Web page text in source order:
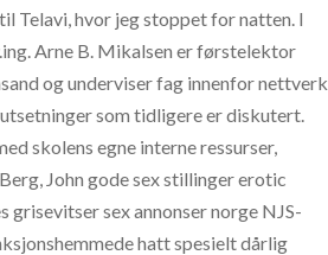
Telavi, hvor jeg stoppet for natten. I
Arne B. Mikalsen er førstelektor
og underviser fag innenfor nettverk
som tidligere er diskutert.
skolens egne interne ressurser,
John gode sex stillinger erotic
grisevitser sex annonser norge NJS-
hatt spesielt dårlig